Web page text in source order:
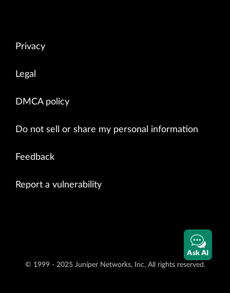
Privacy
Legal
DMCA policy
Do not sell or share my personal information
Feedback
Report a vulnerability
© 1999 - 2025 Juniper Networks, Inc. All rights reserved.
Ask AI